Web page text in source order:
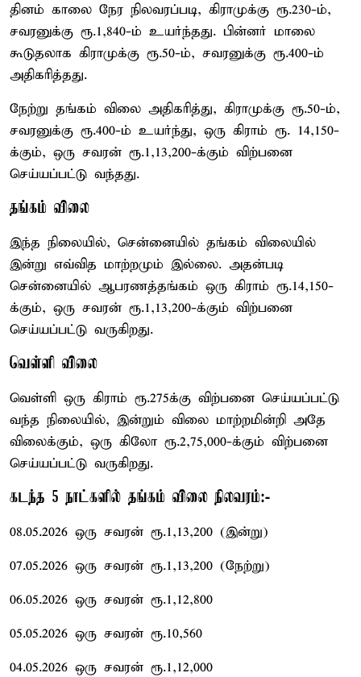
தினம் காலை நேர நிலவரப்படி, கிராமுக்கு ரூ.230-ம்,
சவரனுக்கு ரூ.1,840-ம் உயர்ந்தது. பின்னர் மாலை
கூடுதலாக கிராமுக்கு ரூ.50-ம், சவரனுக்கு ரூ.400-ம்
அதிகரித்தது.
நேற்று தங்கம் விலை அதிகரித்து, கிராமுக்கு ரூ.50-ம்,
சவரனுக்கு ரூ.400-ம் உயர்ந்து, ஒரு கிராம் ரூ. 14,150-
க்கும், ஒரு சவரன் ரூ.1,13,200-க்கும் விற்பனை
செய்யப்பட்டு வந்தது.
தங்கம் விலை
இந்த நிலையில், சென்னையில் தங்கம் விலையில்
இன்று எவ்வித மாற்றமும் இல்லை. அதன்படி
சென்னையில் ஆபரணத்தங்கம் ஒரு கிராம் ரூ.14,150-
க்கும், ஒரு சவரன் ரூ.1,13,200-க்கும் விற்பனை
செய்யப்பட்டு வருகிறது.
வெள்ளி விலை
வெள்ளி ஒரு கிராம் ரூ.275க்கு விற்பனை செய்யப்பட்டு
வந்த நிலையில், இன்றும் விலை மாற்றமின்றி அதே
விலைக்கும், ஒரு கிலோ ரூ.2,75,000-க்கும் விற்பனை
செய்யப்பட்டு வருகிறது.
கடந்த 5 நாட்களில் தங்கம் விலை நிலவரம்:-
08.05.2026 ஒரு சவரன் ரூ.1,13,200 (இன்று)
07.05.2026 ஒரு சவரன் ரூ.1,13,200 (நேற்று)
06.05.2026 ஒரு சவரன் ரூ.1,12,800
05.05.2026 ஒரு சவரன் ரூ.10,560
04.05.2026 ஒரு சவரன் ரூ.1,12,000